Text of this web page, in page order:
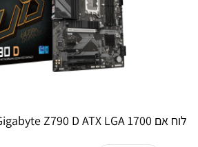
לוח אם Gigabyte Z790 D ATX LGA 1700